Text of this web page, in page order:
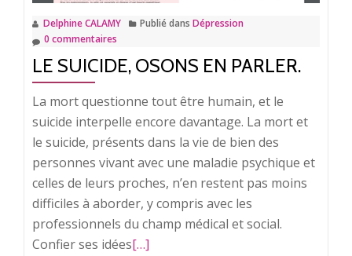
Delphine CALAMY Publié dans Dépression
0 commentaires
LE SUICIDE, OSONS EN PARLER.
La mort questionne tout être humain, et le
suicide interpelle encore davantage. La mort et
le suicide, présents dans la vie de bien des
personnes vivant avec une maladie psychique et
celles de leurs proches, n’en restent pas moins
difficiles à aborder, y compris avec les
professionnels du champ médical et social.
Confier ses idéesEn
[…]